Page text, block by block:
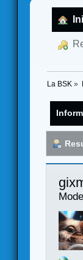
La BSK »